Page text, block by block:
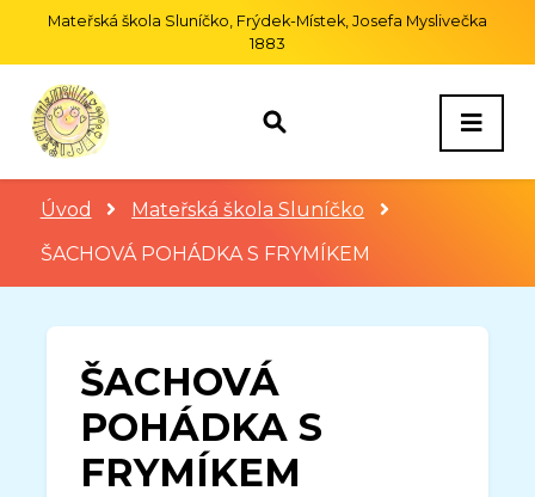
Mateřská škola Sluníčko, Frýdek-Místek, Josefa Myslivečka
1883
Úvod
Mateřská škola Sluníčko
ŠACHOVÁ POHÁDKA S FRYMÍKEM
ŠACHOVÁ
POHÁDKA S
FRYMÍKEM